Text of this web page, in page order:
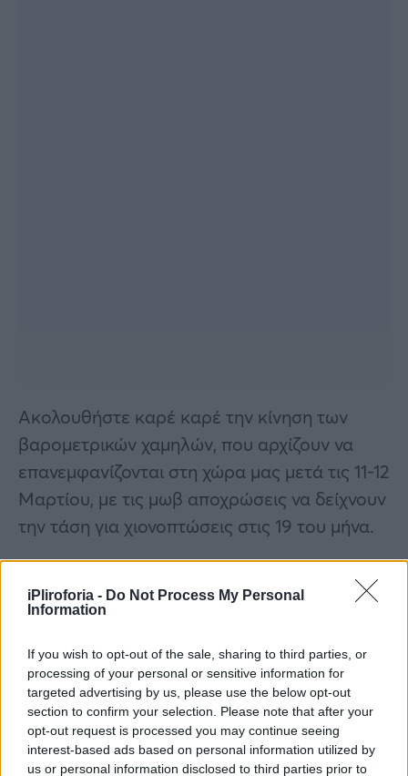
iPliroforia - Do Not Process My Personal
Information
If you wish to opt-out of the sale, sharing to third parties, or
processing of your personal or sensitive information for
targeted advertising by us, please use the below opt-out
section to confirm your selection. Please note that after your
opt-out request is processed you may continue seeing
interest-based ads based on personal information utilized by
us or personal information disclosed to third parties prior to
Ακολουθήστε καρέ καρέ την κίνηση των
βαρομετρικών χαμηλών, που αρχίζουν να
επανεμφανίζονται στη χώρα μας μετά τις 11-12
Μαρτίου, με τις μωβ αποχρώσεις να δείχνουν
την τάση για χιονοπτώσεις στις 19 του μήνα.
Σύμφωνα με την πρόγνωση του Σάκη
Αρναούτογλου, την Πέμπτη, θα επικρατήσει
ηλιοφάνεια, την Παρασκευή θα έχουμε
επίσης λιακάδα και τα ξημερώματα του
Σαββάτου θα έχουμε κάποια σύννεφα στα
δυτικά, τα κεντρικά και τα νότια.